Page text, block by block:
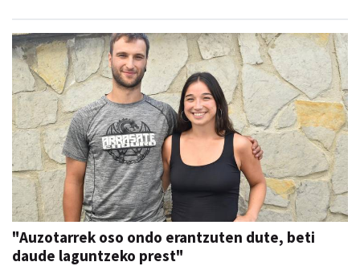
"Auzotarrek oso ondo erantzuten dute, beti
daude laguntzeko prest"